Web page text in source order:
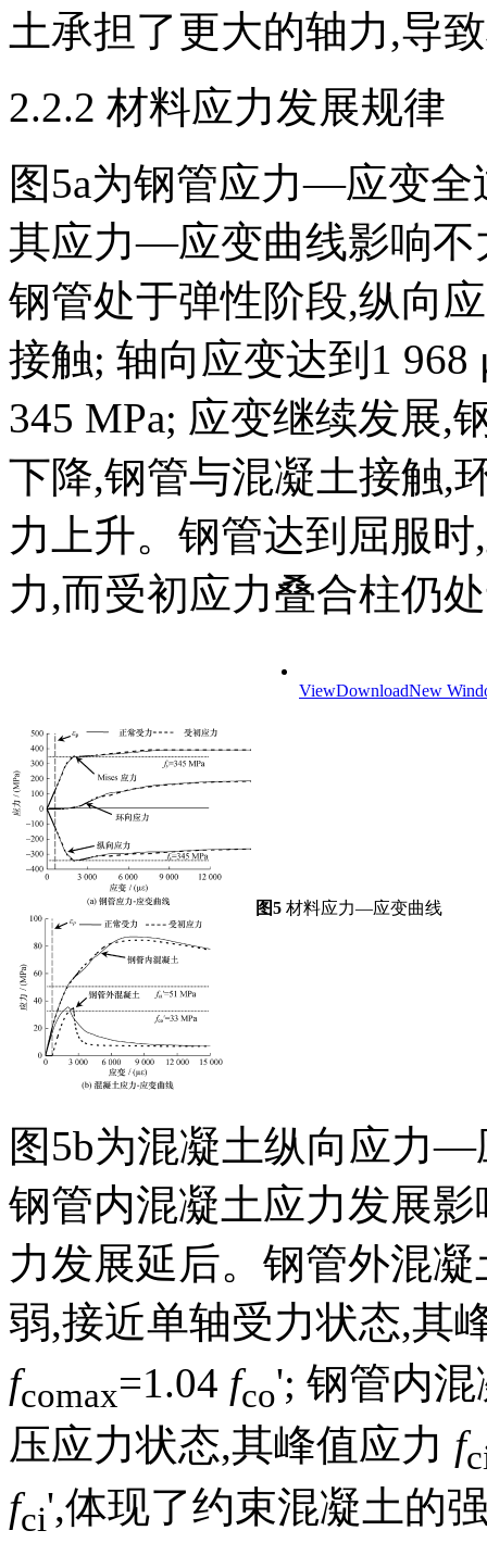
土承担了更大的轴力,导
2.2.2 材料应力发展规律
图5a为钢管应力—应变全
其应力—应变曲线影响不
钢管处于弹性阶段,纵向
接触; 轴向应变达到1 968
345 MPa; 应变继续发展,
下降,钢管与混凝土接触,
力上升。钢管达到屈服
力,而受初应力叠合柱仍
ViewDownloadNew
图5 材料应力—应变曲线
图5b为混凝土纵向应力—
钢管内混凝土应力发展
力发展延后。钢管外混
弱,接近单轴受力状态,其
fcomax=1.04 fco'; 钢管内
压应力状态,其峰值应力 f
fci',体现了约束混凝土的